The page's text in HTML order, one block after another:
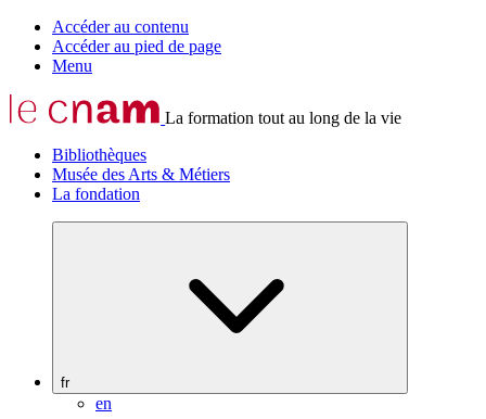
Accéder au contenu
Accéder au pied de page
Menu
La formation tout au long de la vie
Bibliothèques
Musée des Arts & Métiers
La fondation
fr
en